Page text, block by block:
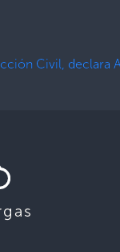
Civil, declara